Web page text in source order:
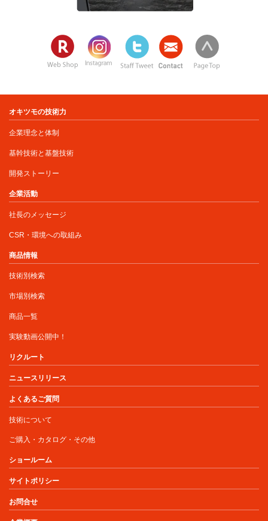
オキツモの技術力
企業理念と体制
基幹技術と基盤技術
開発ストーリー
企業活動
社長のメッセージ
CSR・環境への取組み
商品情報
技術別検索
市場別検索
商品一覧
実験動画公開中！
リクルート
ニュースリリース
よくあるご質問
技術について
ご購入・カタログ・その他
ショールーム
サイトポリシー
お問合せ